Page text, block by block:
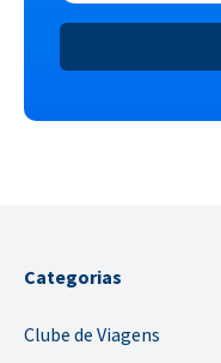
Categorias
Clube de Viagens